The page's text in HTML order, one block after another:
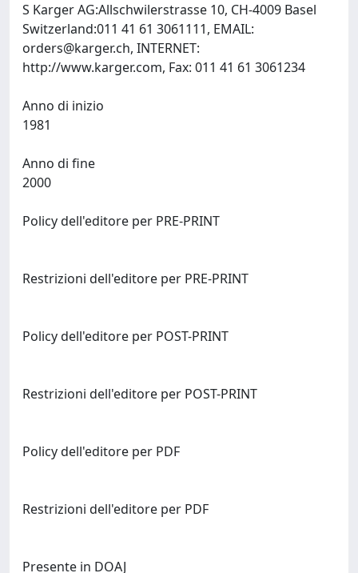
S Karger AG:Allschwilerstrasse 10, CH-4009 Basel
Switzerland:011 41 61 3061111, EMAIL:
orders@karger.ch, INTERNET:
Anno di inizio
Anno di fine
Policy dell'editore per PRE-PRINT
Restrizioni dell'editore per PRE-PRINT
Policy dell'editore per POST-PRINT
Restrizioni dell'editore per POST-PRINT
Policy dell'editore per PDF
Restrizioni dell'editore per PDF
Presente in DOAJ